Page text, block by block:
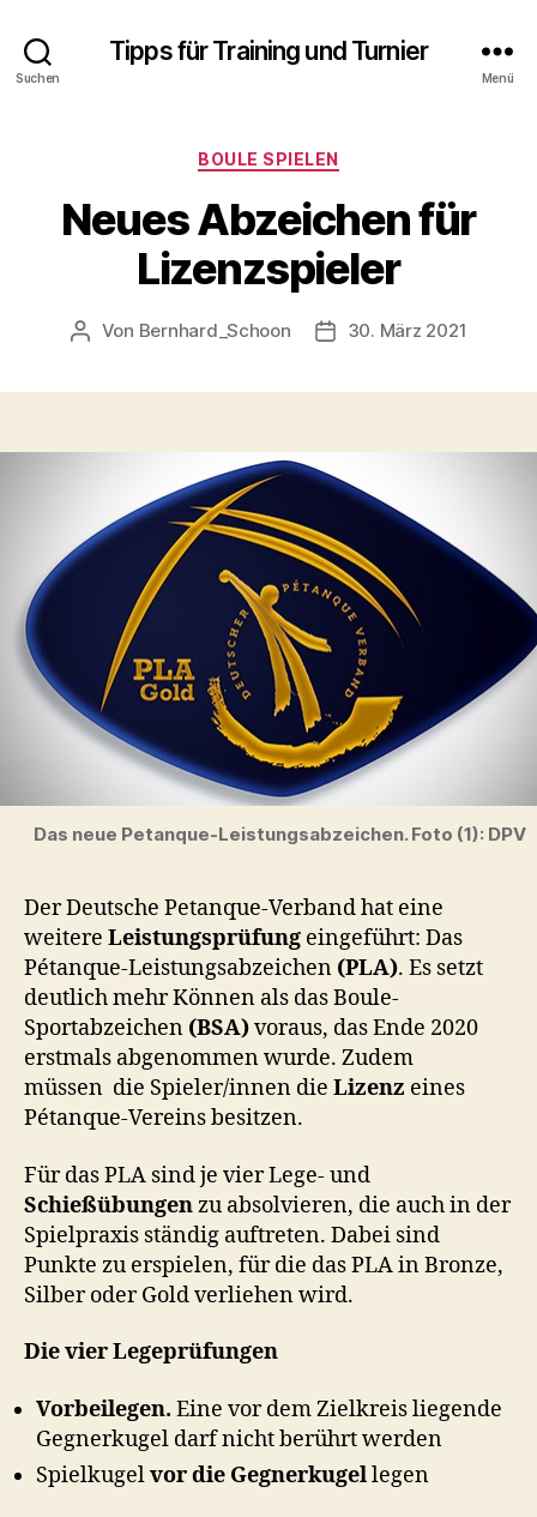
Suchen
Tipps für Training und Turnier
Menü
Kategorien
BOULE SPIELEN
Neues Abzeichen für
Lizenzspieler
Beitragsautor
Von Bernhard_Schoon Veröffentlichungsdatum
30. März 2021
Das neue Petanque-Leistungsabzeichen. Foto (1): DPV
Der Deutsche Petanque-Verband hat eine
weitere Leistungsprüfung eingeführt: Das
Pétanque-Leistungsabzeichen (PLA). Es setzt
deutlich mehr Können als das Boule-
Sportabzeichen (BSA)voraus, das Ende 2020
erstmals abgenommen wurde. Zudem
müssen die Spieler/innen die Lizenz eines
Pétanque-Vereins besitzen.
Für das PLA sind je vier Lege- und
Schießübungenzu absolvieren, die auch in der
Spielpraxis ständig auftreten. Dabei sind
Punkte zu erspielen, für die das PLA in Bronze,
Silber oder Gold verliehen wird.
Die vier Legeprüfungen
Vorbeilegen. Eine vor dem Zielkreis liegende
Gegnerkugel darf nicht berührt werden
Spielkugelvor die Gegnerkugellegen